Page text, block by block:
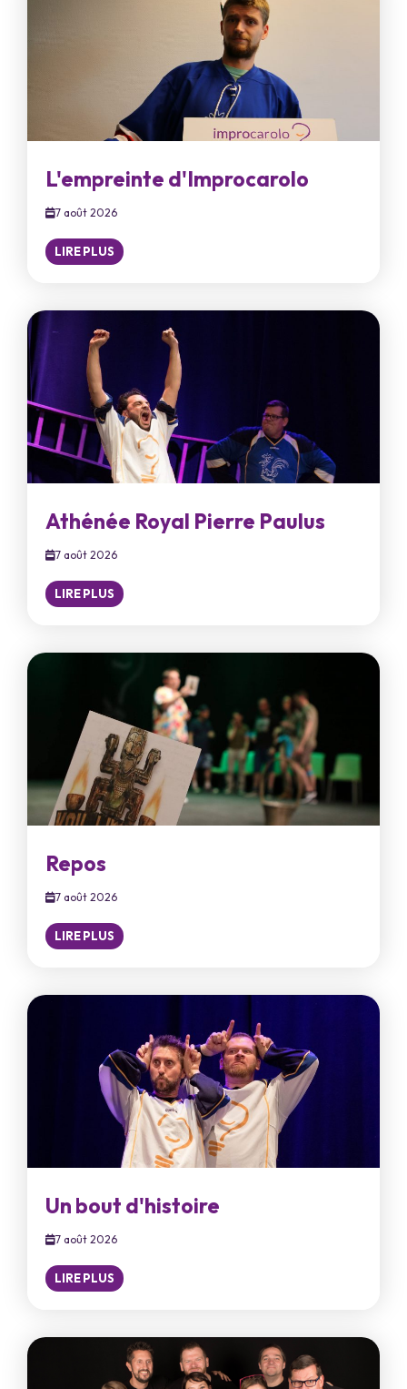
L'empreinte d'Improcarolo
7 août 2026
LIRE PLUS
Athénée Royal Pierre Paulus
7 août 2026
LIRE PLUS
Repos
7 août 2026
LIRE PLUS
Un bout d'histoire
7 août 2026
LIRE PLUS